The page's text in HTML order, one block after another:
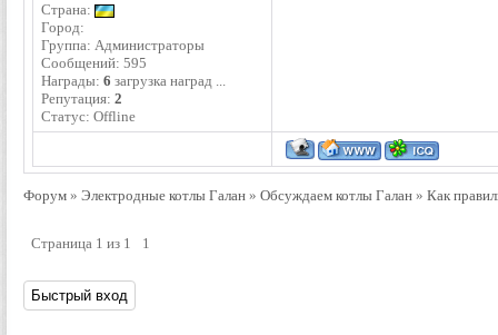
Страна:
Город:
Группа: Администраторы
Сообщений: 595
Награды: 6 загрузка наград ...
Репутация: 2
Статус: Offline
Форум » Электродные котлы Галан » Обсуждаем котлы Галан » Как
Страница 1 из 1 1